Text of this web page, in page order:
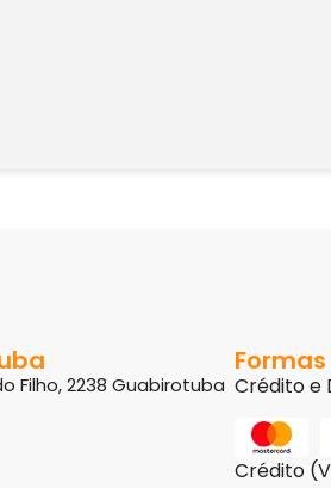
Filho, 2238 Guabirotuba Crédito e
Crédito